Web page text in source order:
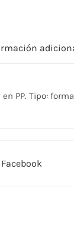
PP. Tipo: